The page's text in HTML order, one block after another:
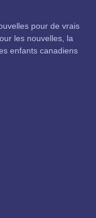
pour de vrais
les nouvelles, la
enfants canadiens